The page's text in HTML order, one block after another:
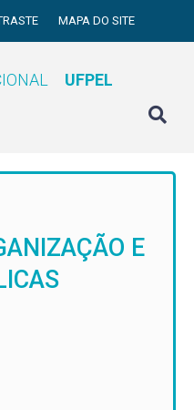
MAPA DO SITE
UFPEL
E